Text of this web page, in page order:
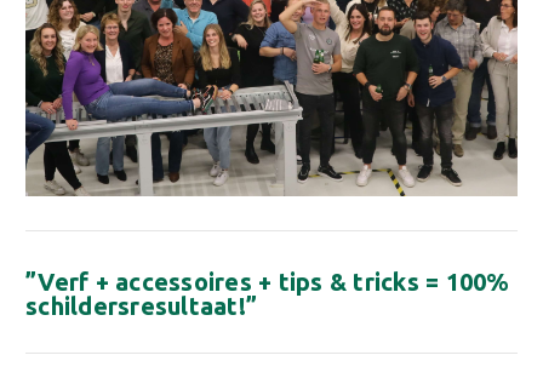
”Verf + accessoires + tips & tricks = 100%
schildersresultaat!”